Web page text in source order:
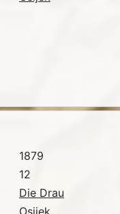
1879
12
Die Drau